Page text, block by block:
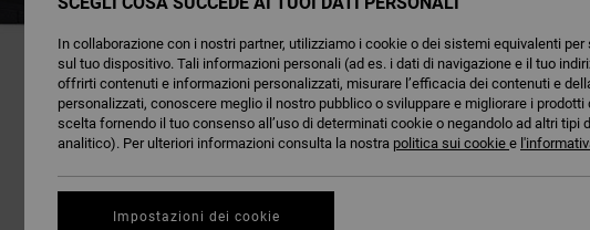
In collaborazione con i nostri partner, utilizziamo i cookie o dei sistemi equivalenti
sul tuo dispositivo. Tali informazioni personali (ad es. i dati di navigazione e il tuo
offrirti contenuti e informazioni personalizzati, misurare l’efficacia dei contenuti e
personalizzati, conoscere meglio il nostro pubblico o sviluppare e migliorare i
scelta fornendo il tuo consenso all’uso di determinati cookie o negandolo ad altri tipi
analitico). Per ulteriori informazioni consulta la nostra politica sui cookie e
Impostazioni dei cookie